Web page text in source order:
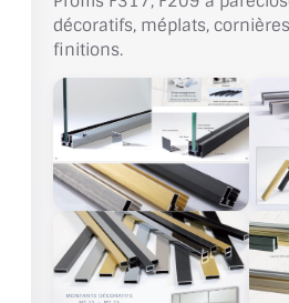
BARRES DE STABILISATION
JOINTS D'ÉTANCHÉITÉS
FIXATION GARDES CORPS
SYSTÈMES PIVOTANTS
SYSTÈMES COULISSANTS
LE CATALOGUE
(STROMBINOSCOPE)
décoratifs, méplats,
finitions.